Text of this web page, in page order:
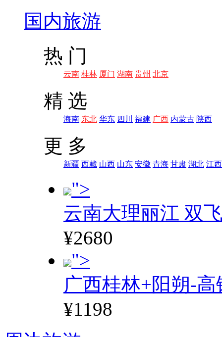
国内旅游
热 门
云南 桂林 厦门 湖南 贵州 北京
精 选
海南 东北 华东 四川 福建 广西 内蒙古 陕西
更 多
新疆 西藏 山西 山东 安徽 青海 甘肃 湖北 江西
">
云南大理丽江 双
¥2680
">
广西桂林+阳朔-高
¥1198